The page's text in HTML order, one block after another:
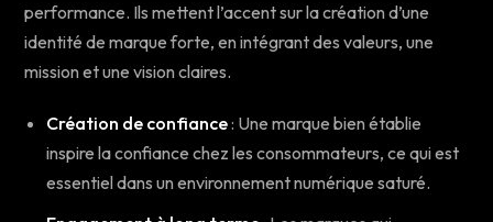
performance. Ils mettent l’accent sur la création d’une
identité de marque forte, en intégrant des valeurs, une
mission et une vision claires.
Création de confiance: Une marque bien établie
inspire la confiance chez les consommateurs, ce qui est
essentiel dans un environnement numérique saturé.